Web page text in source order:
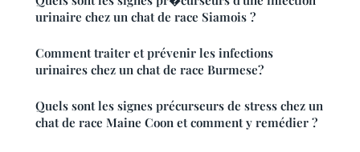
urinaire chez un chat de race Siamois ?
Comment traiter et prévenir les infections
urinaires chez un chat de race Burmese?
Quels sont les signes précurseurs de stress chez un
chat de race Maine Coon et comment y remédier ?